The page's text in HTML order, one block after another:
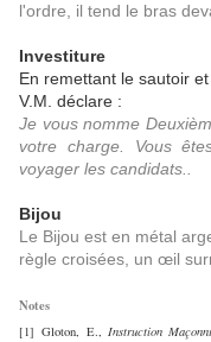
l'ordre, il tend le bras
Investiture
En remettant le sautoir
V.M. déclare :
Je vous nomme
votre charge. Vous
voyager les candidats..
Bijou
Le Bijou est en métal
règle croisées, un œil
Notes
[1] Gloton, E., Instruction